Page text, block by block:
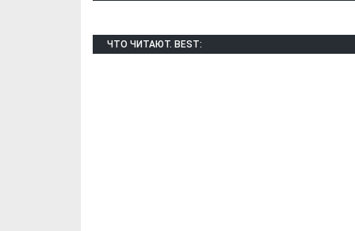
ЧТО ЧИТАЮТ. BEST: